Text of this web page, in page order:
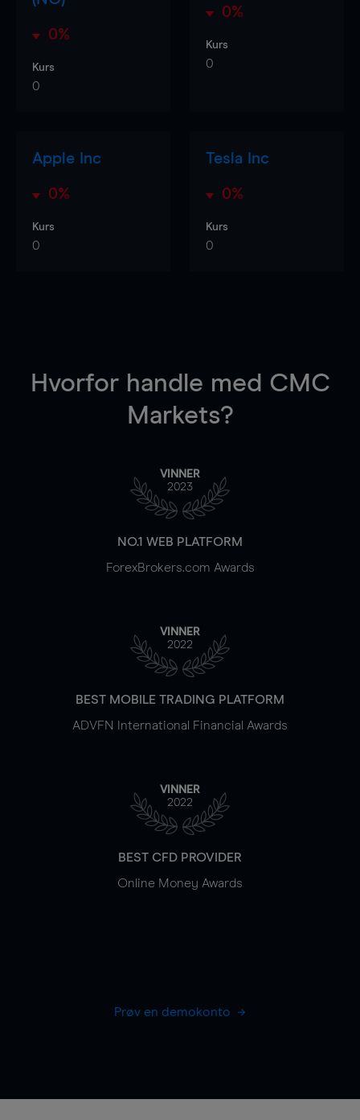
0%
Kurs
0
0%
Kurs
0
Apple Inc
0%
Kurs
0
Tesla Inc
0%
Kurs
0
Hvorfor handle med CMC
Markets?
VINNER
2023
NO.1 WEB PLATFORM
ForexBrokers.com Awards
VINNER
2022
BEST MOBILE TRADING PLATFORM
ADVFN International Financial Awards
VINNER
2022
BEST CFD PROVIDER
Online Money Awards
Prøv en demokonto